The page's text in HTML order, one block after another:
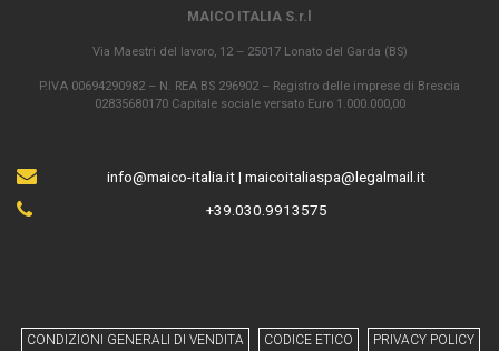
MAICO ITALIA S.r.l
Via Maestri del lavoro, 12 – 25017 Lonato del Garda (BS)
P.IVA 00694290982 – N. REA BS 296902 – Registro delle imprese di Brescia
02835680170 Capitale sociale versato Euro 1.000.000,00
info@maico-italia.it| maicoitaliaspa@legalmail.it
+39.030.9913575
CONDIZIONI GENERALI DI VENDITA CODICE ETICO PRIVACY POLICY